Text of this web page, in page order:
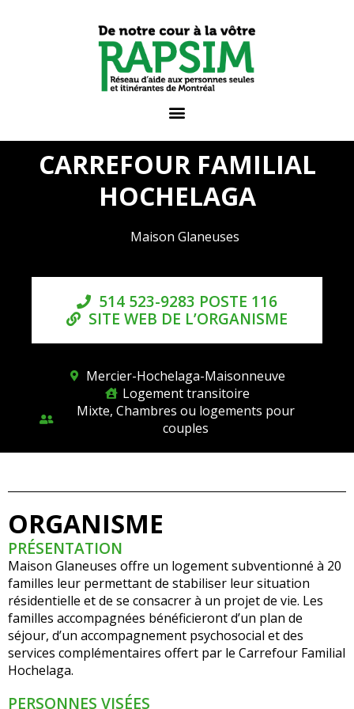
CARREFOUR FAMILIAL
HOCHELAGA
Maison Glaneuses
514 523-9283 POSTE 116
SITE WEB DE L’ORGANISME
Mercier-Hochelaga-Maisonneuve
Logement transitoire
Mixte, Chambres ou logements pour
couples
ORGANISME
PRÉSENTATION
Maison Glaneuses offre un logement subventionné à 20
familles leur permettant de stabiliser leur situation
résidentielle et de se consacrer à un projet de vie. Les
familles accompagnées bénéficieront d’un plan de
séjour, d’un accompagnement psychosocial et des
services complémentaires offert par le Carrefour Familial
Hochelaga.
PERSONNES VISÉES